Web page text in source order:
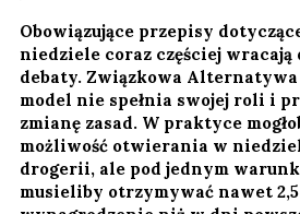
Obowiązujące przepisy
niedziele coraz częściej wracają
debaty. Związkowa Alternatywa
model nie spełnia swojej roli i
zmianę zasad. W praktyce
możliwość otwierania w
drogerii, ale pod jednym
musieliby otrzymywać nawet